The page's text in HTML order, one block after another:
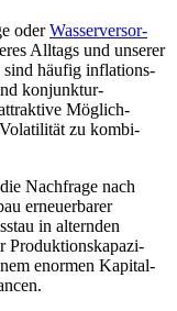
oderWasser­ver­sor­
Alltags und unserer
sind häufig infla­ti­ons­
konjunktur-
Möglich­
Volati­lität zu kombi­
Nachfrage nach
erneu­er­barer
in alternden
Produk­ti­ons­ka­pa­zi­
enormen Kapital­